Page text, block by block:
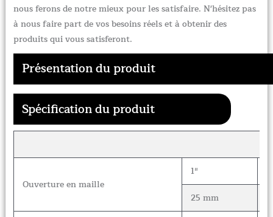
nous ferons de notre mieux pour les satisfaire. N'hésitez pas
à nous faire part de vos besoins réels et à obtenir des
produits qui vous satisferont.
Présentation du produit
Spécification du produit
Ouverture en maille
1″
25 mm